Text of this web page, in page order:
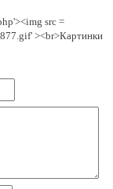
src =
><br>Картинки